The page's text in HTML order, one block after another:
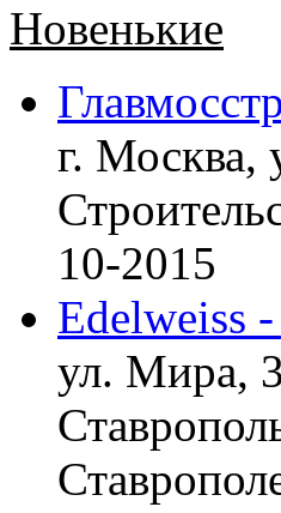
Новенькие
г. Москва,
10-2015
Edelweiss
ул. Мира,